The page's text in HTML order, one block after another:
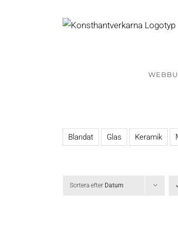
Blandat Glas Keramik
Sortera efter Datum